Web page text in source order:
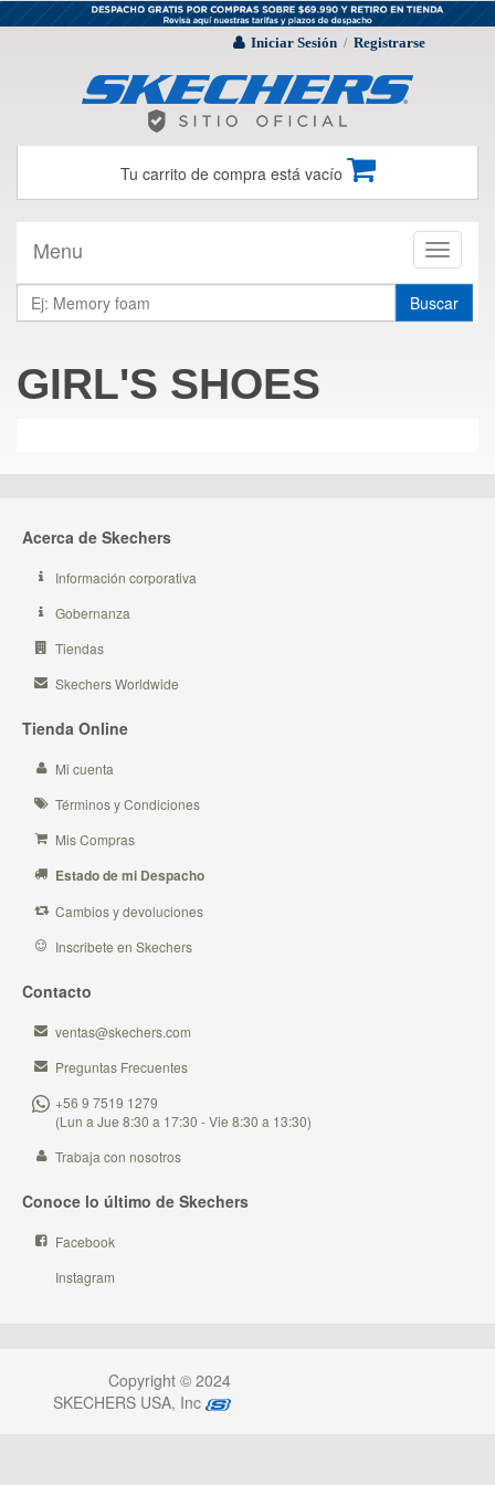
Iniciar Sesión / Registrarse
Tu carrito de compra está vacío
Toggle
Menu
Buscar
GIRL'S SHOES
Acerca de Skechers
Información corporativa
Gobernanza
Tiendas
Skechers Worldwide
Tienda Online
Mi cuenta
Términos y Condiciones
Mis Compras
Estado de mi Despacho
Cambios y devoluciones
Inscribete en Skechers
Contacto
ventas@skechers.com
Preguntas Frecuentes
+56 9 7519 1279
(Lun a Jue 8:30 a 17:30 - Vie 8:30 a 13:30)
Trabaja con nosotros
Conoce lo último de Skechers
Facebook
Instagram
Copyright © 2024
SKECHERS USA, Inc